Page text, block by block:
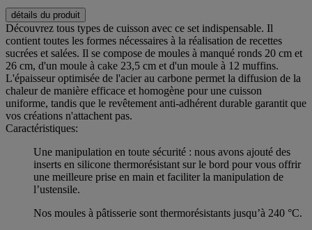
détails du produit
Découvrez tous types de cuisson avec ce set indispensable. Il
contient toutes les formes nécessaires à la réalisation de recettes
sucrées et salées. Il se compose de moules à manqué ronds 20 cm et
26 cm, d'un moule à cake 23,5 cm et d'un moule à 12 muffins.
L'épaisseur optimisée de l'acier au carbone permet la diffusion de la
chaleur de manière efficace et homogène pour une cuisson
uniforme, tandis que le revêtement anti-adhérent durable garantit que
vos créations n'attachent pas.
Caractéristiques:
Une manipulation en toute sécurité : nous avons ajouté des
inserts en silicone thermorésistant sur le bord pour vous offrir
une meilleure prise en main et faciliter la manipulation de
l’ustensile.
Nos moules à pâtisserie sont thermorésistants jusqu’à 240 °C.